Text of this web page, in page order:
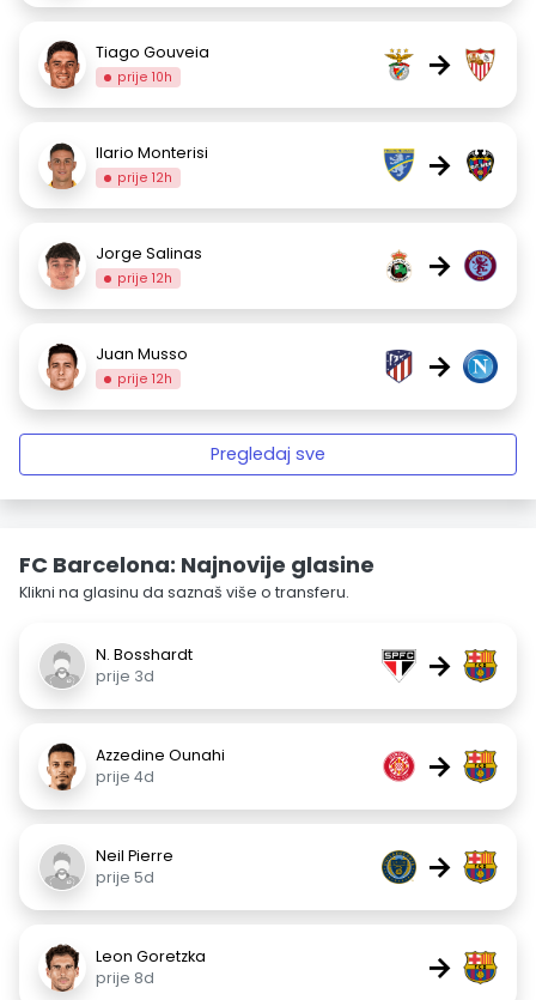
Tiago Gouveia
prije 10h →
Ilario Monterisi
prije 12h →
Jorge Salinas
prije 12h →
Juan Musso
prije 12h →
Pregledaj sve
FC Barcelona: Najnovije glasine
Klikni na glasinu da saznaš više o transferu.
N. Bosshardt
prije 3d
→
Azzedine Ounahi
prije 4d
→
Neil Pierre
prije 5d
→
Leon Goretzka
prije 8d
→